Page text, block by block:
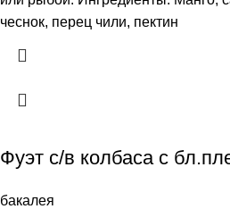
чеснок, перец чили, пектин
Фуэт с/в колбаса с
бакалея